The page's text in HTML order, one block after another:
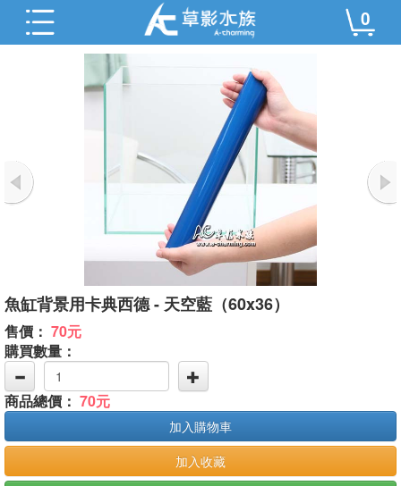
0
魚缸背景用卡典西德 - 天空藍（60x36）
售價： 70元
購買數量：
商品總價： 70元
加入購物車
加入收藏